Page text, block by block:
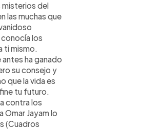
misterios del
las muchas que
los
ti mismo.
ha ganado
su consejo y
que la vida es
tu futuro.
contra los
Jayam lo
(Cuadros